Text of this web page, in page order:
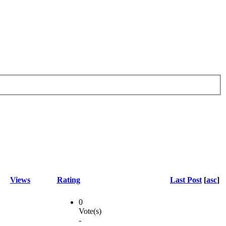
Views Rating Last Post [asc]
0
Vote(s)
-